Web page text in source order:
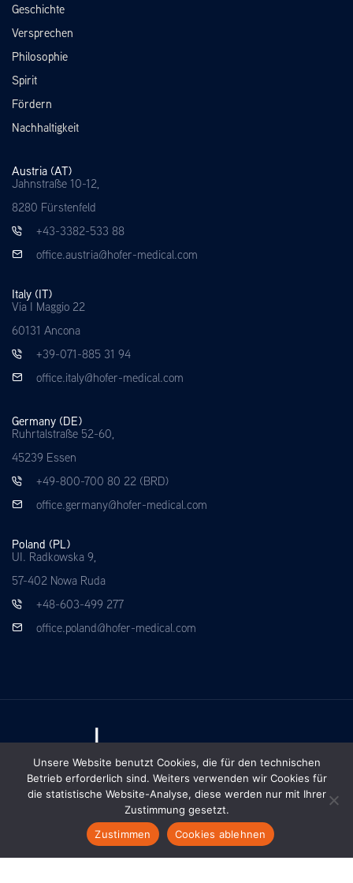
Geschichte
Versprechen
Philosophie
Spirit
Fördern
Nachhaltigkeit
Austria (AT)
Jahnstraße 10-12,
8280 Fürstenfeld
+43-3382-533 88
office.austria@hofer-medical.com
Italy (IT)
Via I Maggio 22
60131 Ancona
+39-071-885 31 94
office.italy@hofer-medical.com
Germany (DE)
Ruhrtalstraße 52-60,
45239 Essen
+49-800-700 80 22 (BRD)
office.germany@hofer-medical.com
Poland (PL)
UI. Radkowska 9,
57-402 Nowa Ruda
+48-603-499 277
office.poland@hofer-medical.com
Unsere Website benutzt Cookies, die für den technischen
Betrieb erforderlich sind. Weiters verwenden wir Cookies für
die statistische Website-Analyse, diese werden nur mit Ihrer
Zustimmung gesetzt.
Zustimmen
Cookies ablehnen
DE